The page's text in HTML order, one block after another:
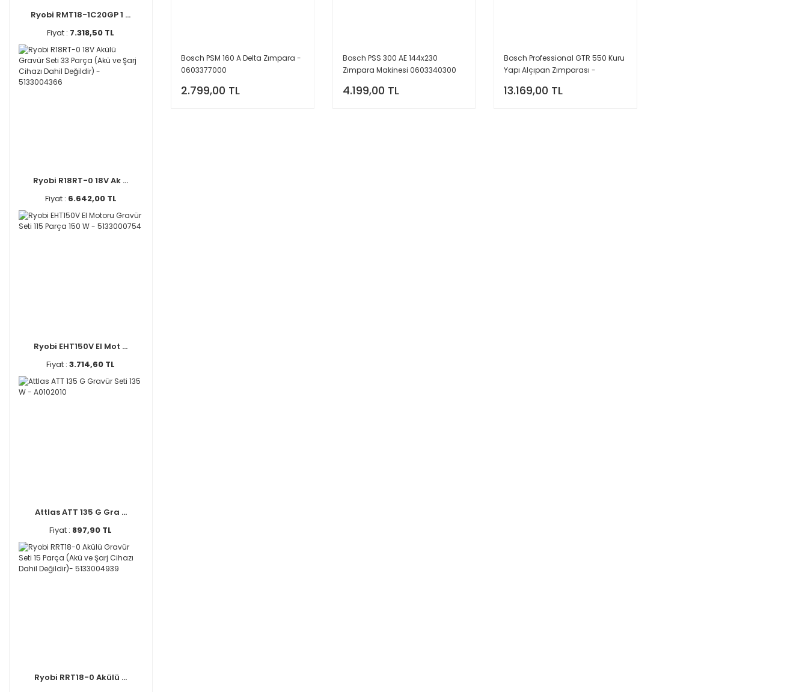
Ryobi RMT18-1C20GP 1 ...
Fiyat : 7.318,50 TL
Ryobi R18RT-0 18V Ak ...
Fiyat : 6.642,00 TL
Ryobi EHT150V El Mot ...
Fiyat :3.714,60 TL
Attlas ATT 135 G Gra ...
Fiyat : 897,90 TL
Ryobi RRT18-0 Akülü ...
Bosch PSM 160 A Delta Zımpara -
0603377000
2.799,00 TL
Bosch PSS 300 AE 144x230
Zımpara Makinesi 0603340300
4.199,00 TL
Bosch Professional GTR 550 Kuru
Yapı Alçıpan Zımparası -
13.169,00 TL